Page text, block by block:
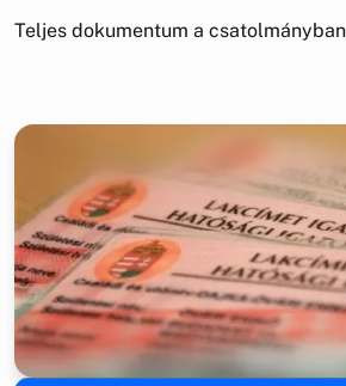
Teljes dokumentum a